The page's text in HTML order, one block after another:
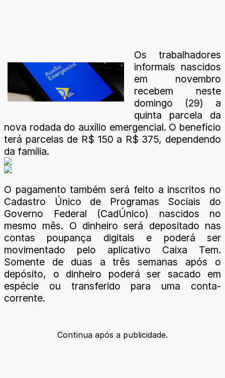
Os trabalhadores
informais nascidos
em novembro
recebem neste
domingo (29) a
quinta parcela da
nova rodada do auxílio emergencial. O benefício
terá parcelas de R$ 150 a R$ 375, dependendo
da família.
O pagamento também será feito a inscritos no
Cadastro Único de Programas Sociais do
Governo Federal (CadÚnico) nascidos no
mesmo mês. O dinheiro será depositado nas
contas poupança digitais e poderá ser
movimentado pelo aplicativo Caixa Tem.
Somente de duas a três semanas após o
depósito, o dinheiro poderá ser sacado em
espécie ou transferido para uma conta-
corrente.
Continua após a publicidade.